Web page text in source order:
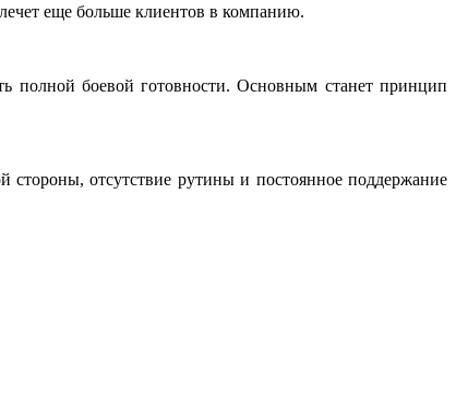
еще больше клиентов в компанию.
полной боевой готовности. Основным станет принцип
стороны, отсутствие рутины и постоянное поддержание